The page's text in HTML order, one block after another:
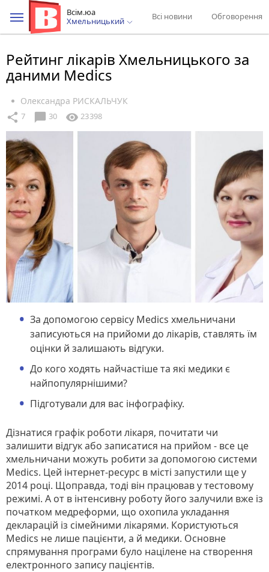
Всім.юа
Хмельницький
Всі новини Обговорення
Рейтинг лікарів Хмельницького за
даними Medics
Олександра РИСКАЛЬЧУК
share 7 chat_bubble 30 visibility 23398
За допомогою сервісу Medics хмельничани
записуються на прийоми до лікарів, ставлять їм
оцінки й залишають відгуки.
До кого ходять найчастіше та які медики є
найпопулярнішими?
Підготували для вас інфографіку.
Дізнатися графік роботи лікаря, почитати чи
залишити відгук або записатися на прийом - все це
хмельничани можуть робити за допомогою системи
Medics. Цей інтернет-ресурс в місті запустили ще у
2014 році. Щоправда, тоді він працював у тестовому
режимі. А от в інтенсивну роботу його залучили вже із
початком медреформи, що охопила укладання
декларацій із сімейними лікарями. Користуються
Medics не лише пацієнти, а й медики. Основне
спрямування програми було націлене на створення
електронного запису пацієнтів.